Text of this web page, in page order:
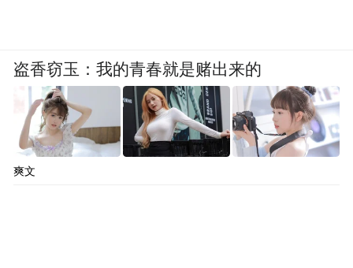
盗香窃玉：我的青春就是赌出来的
爽文